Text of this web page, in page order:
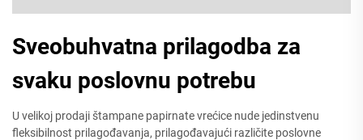
Sveobuhvatna prilagodba za
svaku poslovnu potrebu
U velikoj prodaji štampane papirnate vrećice nude jedinstvenu
fleksibilnost prilagođavanja, prilagođavajući različite poslovne